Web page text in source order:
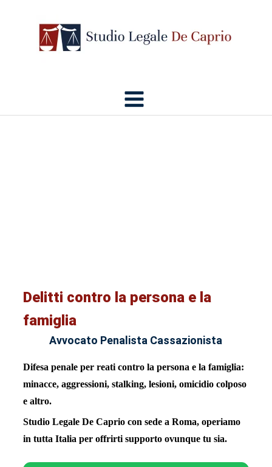
Delitti contro la persona e la
famiglia
Avvocato Penalista Cassazionista
Difesa penale per reati contro la persona e la famiglia:
minacce, aggressioni, stalking, lesioni, omicidio colposo
e altro.
Studio Legale De Caprio con sede a Roma, operiamo
in tutta Italia per offrirti supporto ovunque tu sia.